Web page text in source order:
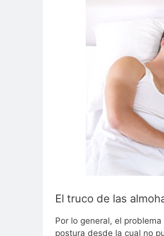
El truco de las
Por lo general, el
postura desde la cual no